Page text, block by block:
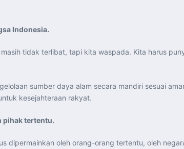
Indonesia.
tidak terlibat, tapi kita waspada. Kita harus
sumber daya alam secara mandiri sesuai
kesejahteraan rakyat.
pihak tertentu.
dipermainkan oleh orang-orang tertentu, oleh